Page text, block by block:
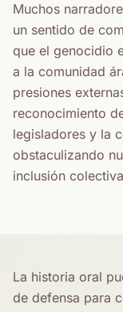
Muchos
un sentido de
que el genocidio
a la comunidad
presiones
reconocimiento
legisladores y la
obstaculizando
inclusión
La historia oral
de defensa para